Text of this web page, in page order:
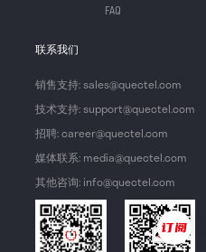
FAQ
联系我们
销售支持: sales@quectel.com
技术支持: support@quectel.com
招聘: career@quectel.com
媒体联系: media@quectel.com
其他咨询: info@quectel.com